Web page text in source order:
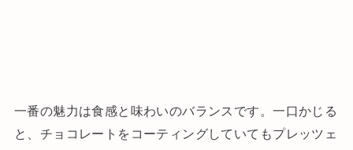
一番の魅力は食感と味わいのバランスです。一口かじる
と、チョコレートをコーティングしていてもプレッツェ